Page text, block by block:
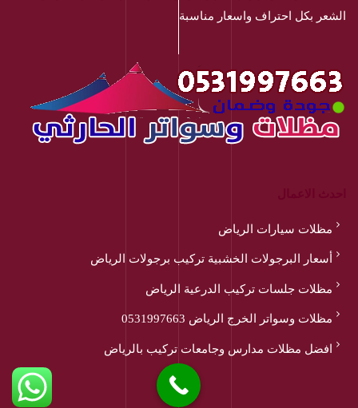
الشعر بكل احتراف واسعار مناسبة
مظلات سيارات الرياض
أسعار البرجولات الخشبية تركيب برجولات الرياض
مظلات جلسات تركيب الدرعية الرياض
مظلات وسواتر الخرج الرياض 0531997663
افضل مظلات مدارس وجامعات تركيب بالرياض